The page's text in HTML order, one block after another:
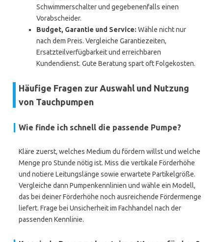
Schwimmerschalter und gegebenenfalls einen
Vorabscheider.
Budget, Garantie und Service: Wähle nicht nur
nach dem Preis. Vergleiche Garantiezeiten,
Ersatzteilverfügbarkeit und erreichbaren
Kundendienst. Gute Beratung spart oft Folgekosten.
Häufige Fragen zur Auswahl und Nutzung
von Tauchpumpen
Wie finde ich schnell die passende Pumpe?
Kläre zuerst, welches Medium du fördern willst und welche
Menge pro Stunde nötig ist. Miss die vertikale Förderhöhe
und notiere Leitungslänge sowie erwartete Partikelgröße.
Vergleiche dann Pumpenkennlinien und wähle ein Modell,
das bei deiner Förderhöhe noch ausreichende Fördermenge
liefert. Frage bei Unsicherheit im Fachhandel nach der
passenden Kennlinie.